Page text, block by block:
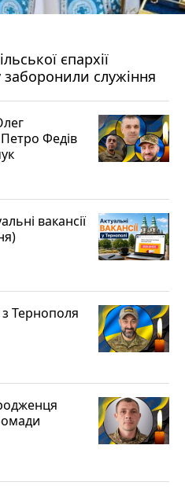
єпархії
служіння
Федів
вакансії
Тернополя